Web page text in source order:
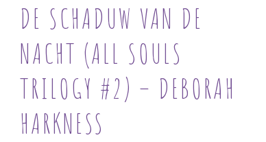
DE SCHADUW VAN DE
NACHT (ALL SOULS
TRILOGY #2) – DEBORAH
HARKNESS